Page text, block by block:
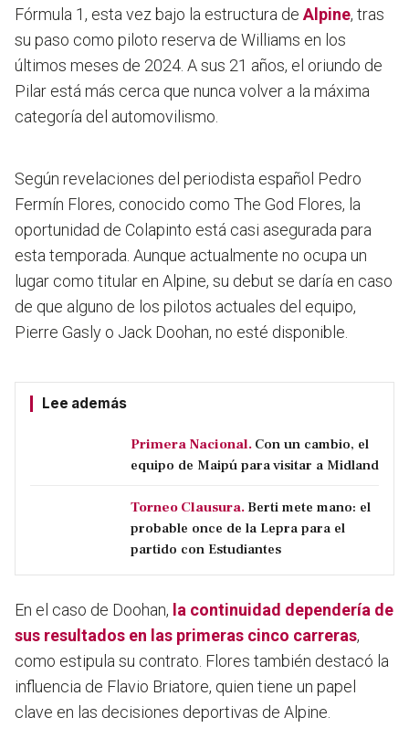
Fórmula 1, esta vez bajo la estructura de Alpine, tras
su paso como piloto reserva de Williams en los
últimos meses de 2024. A sus 21 años, el oriundo de
Pilar está más cerca que nunca volver a la máxima
categoría del automovilismo.
Según revelaciones del periodista español Pedro
Fermín Flores, conocido como The God Flores, la
oportunidad de Colapinto está casi asegurada para
esta temporada . Aunque actualmente no ocupa un
lugar como titular en Alpine, su debut se daría en caso
de que alguno de los pilotos actuales del equipo,
Pierre Gasly o Jack Doohan, no esté disponible.
Lee además
Primera Nacional. Con un cambio, el
equipo de Maipú para visitar a Midland
Torneo Clausura. Berti mete mano: el
probable once de la Lepra para el
partido con Estudiantes
En el caso de Doohan, la continuidad dependería de
sus resultados en las primeras cinco carreras,
como estipula su contrato. Flores también destacó la
influencia de Flavio Briatore, quien tiene un papel
clave en las decisiones deportivas de Alpine.